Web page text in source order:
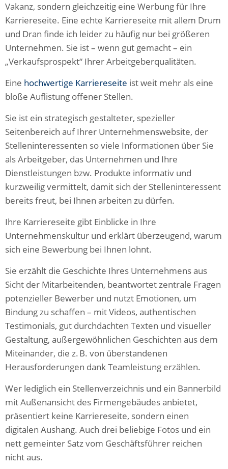
Vakanz, sondern gleichzeitig eine Werbung für Ihre
Karriereseite. Eine echte Karriereseite mit allem Drum
und Dran finde ich leider zu häufig nur bei größeren
Unternehmen. Sie ist – wenn gut gemacht – ein
„Verkaufsprospekt“ Ihrer Arbeitgeberqualitäten.
Eine hochwertige Karriereseite ist weit mehr als eine
bloße Auflistung offener Stellen.
Sie ist ein strategisch gestalteter, spezieller
Seitenbereich auf Ihrer Unternehmenswebsite, der
Stelleninteressenten so viele Informationen über Sie
als Arbeitgeber, das Unternehmen und Ihre
Dienstleistungen bzw. Produkte informativ und
kurzweilig vermittelt, damit sich der Stelleninteressent
bereits freut, bei Ihnen arbeiten zu dürfen.
Ihre Karriereseite gibt Einblicke in Ihre
Unternehmenskultur und erklärt überzeugend, warum
sich eine Bewerbung bei Ihnen lohnt.
Sie erzählt die Geschichte Ihres Unternehmens aus
Sicht der Mitarbeitenden, beantwortet zentrale Fragen
potenzieller Bewerber und nutzt Emotionen, um
Bindung zu schaffen – mit Videos, authentischen
Testimonials, gut durchdachten Texten und visueller
Gestaltung, außergewöhnlichen Geschichten aus dem
Miteinander, die z. B. von überstandenen
Herausforderungen dank Teamleistung erzählen.
Wer lediglich ein Stellenverzeichnis und ein Bannerbild
mit Außenansicht des Firmengebäudes anbietet,
präsentiert keine Karriereseite, sondern einen
digitalen Aushang. Auch drei beliebige Fotos und ein
nett gemeinter Satz vom Geschäftsführer reichen
nicht aus.